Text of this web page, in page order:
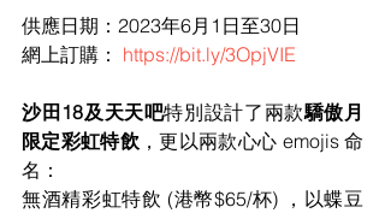
供應日期：2023年6月1日至30日
網上訂購： https://bit.ly/3OpjVIE
沙田18及天天吧特別設計了兩款驕傲月
限定彩虹特飲 ，更以兩款心心 emojis 命
名：
無酒精彩虹特飲 (港幣$65/杯) ，以蝶豆